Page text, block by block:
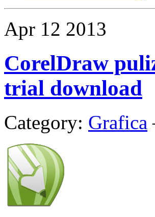
Apr 12 2013
CorelDraw
trial download
Category: Grafica